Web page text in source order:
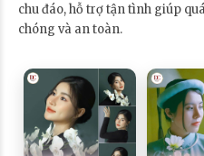
chu đáo, hỗ trợ tận tình giúp
chóng và an toàn.